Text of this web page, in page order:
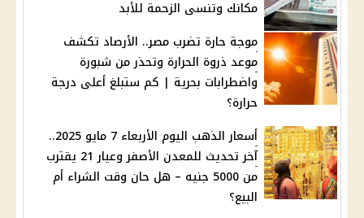
مكانك وتنسى الزحمة للأبد
موجة حارة تضرب مصر.. الأرصاد تكشف
موعد ذروة الحرارة وتحذر من شبورة
واضطرابات بحرية | كم ستبلغ أعلى درجة
حرارة؟
أسعار الذهب اليوم الأربعاء 7 مايو 2025..
آخر تحديث للمعدن الأصفر وعيار 21 يقترب
من 5000 جنيه – هل حان وقت الشراء أم
البيع؟